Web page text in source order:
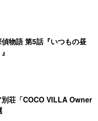
物語 第5話『いつもの昼
別荘「COCO VILLA Owner